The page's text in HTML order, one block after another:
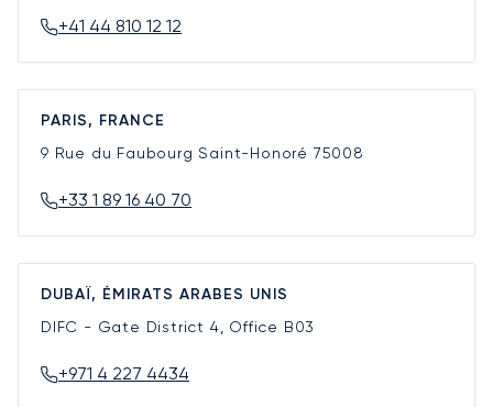
+41 44 810 12 12
PARIS, FRANCE
9 Rue du Faubourg Saint-Honoré 75008
+33 1 89 16 40 70
DUBAÏ, ÉMIRATS ARABES UNIS
DIFC - Gate District 4, Office B03
+971 4 227 4434